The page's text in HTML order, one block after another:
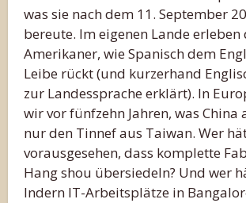
was sie nach dem 11. September
bereute. Im eigenen Lande erleben
Amerikaner, wie Spanisch dem
Leibe rückt (und kurzerhand
zur Landessprache erklärt). In
wir vor fünfzehn Jahren, was China
nur den Tinnef aus Taiwan. Wer
vorausgesehen, dass komplette
Hang shou übersiedeln? Und wer
Indern IT-Arbeitsplätze in